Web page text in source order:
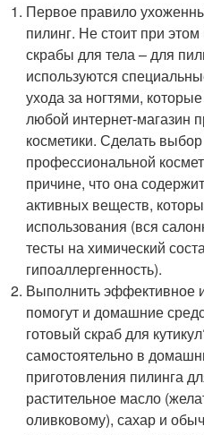
Первое правило
пилинг. Не стоит при
скрабы для тела – для
используются
ухода за ногтями,
любой интернет-магазин
косметики. Сделать
профессиональной
причине, что она
активных веществ,
использования (вся
тесты на химический
гипоаллергенность).
Выполнить эффективное
помогут и домашние
готовый скраб для
самостоятельно в
приготовления пилинга
растительное масло
оливковому), сахар и